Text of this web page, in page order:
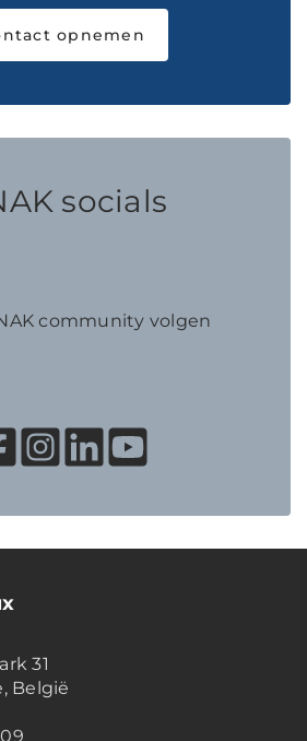
opnemen
socials
community volgen
31
België